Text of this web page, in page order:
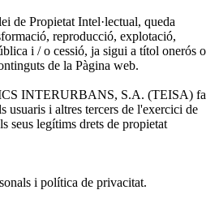
de Propietat Intel·lectual, queda
reproducció, explotació,
i / o cessió, ja sigui a títol onerós o
de la Pàgina web.
INTERURBANS, S.A. (TEISA) fa
usuaris i altres tercers de l'exercici de
seus legítims drets de propietat
i política de privacitat.